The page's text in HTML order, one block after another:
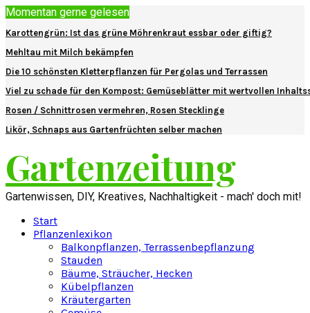
Momentan gerne gelesen
Karottengrün: Ist das grüne Möhrenkraut essbar oder giftig?
Mehltau mit Milch bekämpfen
Die 10 schönsten Kletterpflanzen für Pergolas und Terrassen
Viel zu schade für den Kompost: Gemüseblätter mit wertvollen
Rosen / Schnittrosen vermehren, Rosen Stecklinge
Likör, Schnaps aus Gartenfrüchten selber machen
Gartenzeitung
Gartenwissen, DIY, Kreatives, Nachhaltigkeit - mach' doch mit!
Start
Pflanzenlexikon
Balkonpflanzen, Terrassenbepflanzung
Stauden
Bäume, Sträucher, Hecken
Kübelpflanzen
Kräutergarten